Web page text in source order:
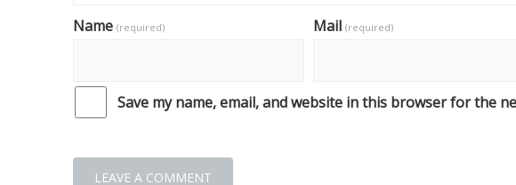
Name (required) Mail (required)
Save my name, email, and website in this browser for the